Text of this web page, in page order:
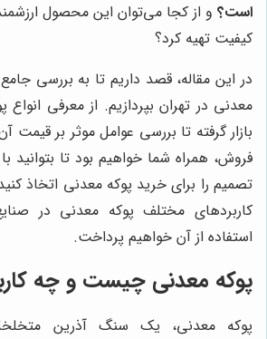
است؟ و از کجا می‌توان این محصول
کیفیت تهیه کرد؟
در این مقاله، قصد داریم تا به بررسی جامع
معدنی در تهران بپردازیم. از معرفی
بازار گرفته تا بررسی عوامل موثر بر قیمت
فروش، همراه شما خواهیم بود تا بتوانید
تصمیم را برای خرید پوکه معدنی اتخاذ
کاربردهای مختلف پوکه معدنی در
استفاده از آن خواهیم پرداخت.
پوکه معدنی چیست و چه
پوکه معدنی، یک سنگ آذرین